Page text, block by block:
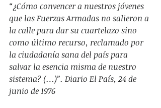
“¿Cómo convencer a nuestros jóvenes
que las Fuerzas Armadas no salieron a
la calle para dar su cuartelazo sino
como último recurso, reclamado por
la ciudadanía sana del país para
salvar la esencia misma de nuestro
sistema? (…)”. Diario El País, 24 de
junio de 1976